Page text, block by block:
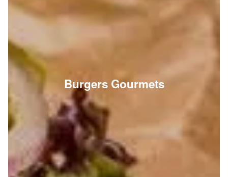
Menu Le smasheez
7.90 €
Bun brioché, steak du boucher smashé, salade,
tomates, cornichons, oignons caramélisés, cheddar,
sauce sma...